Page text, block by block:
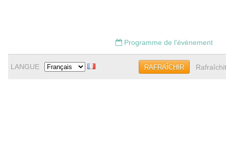
Programme de l'évènement
LANGUE RAFRAÎCHIR